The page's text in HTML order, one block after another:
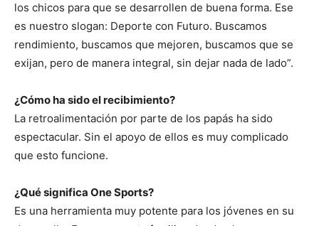
los chicos para que se desarrollen de buena forma. Ese
es nuestro slogan: Deporte con Futuro. Buscamos
rendimiento, buscamos que mejoren, buscamos que se
exijan, pero de manera integral, sin dejar nada de lado”.
¿Cómo ha sido el recibimiento?
La retroalimentación por parte de los papás ha sido
espectacular. Sin el apoyo de ellos es muy complicado
que esto funcione.
¿Qué significa One Sports?
Es una herramienta muy potente para los jóvenes en su